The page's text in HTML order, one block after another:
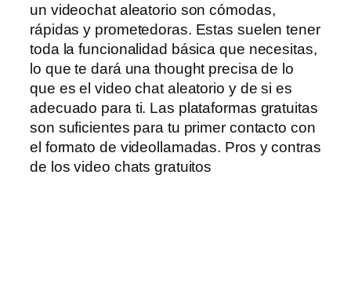
un videochat aleatorio son cómodas,
rápidas y prometedoras. Estas suelen tener
toda la funcionalidad básica que necesitas,
lo que te dará una thought precisa de lo
que es el video chat aleatorio y de si es
adecuado para ti. Las plataformas gratuitas
son suficientes para tu primer contacto con
el formato de videollamadas. Pros y contras
de los video chats gratuitos